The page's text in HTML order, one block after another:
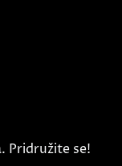
Pridružite se!